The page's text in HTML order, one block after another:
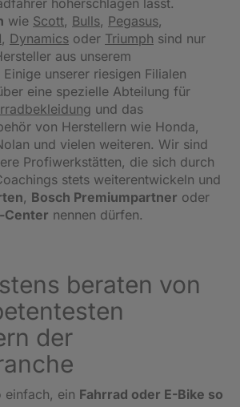
wie Scott, Bulls, Pegasus,
, Dynamics oder Triumph sind nur
aus unserem
unserer riesigen Filialen
eine spezielle Abteilung für
und das
von Herstellern wie Honda,
und vielen weiteren. Wir sind
Profiwerkstätten, die sich durch
stets weiterentwickeln und
, Bosch Premiumpartner oder
Center nennen dürfen.
beraten von
der
einfach, ein Fahrrad oder E-Bike so